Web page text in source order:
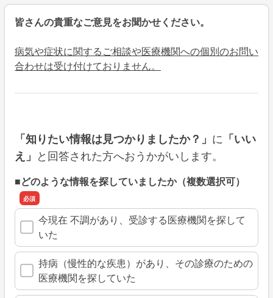
皆さんの貴重なご意見をお聞かせください。
病気や症状に関するご相談や医療機関への個別のお問い
合わせは受け付けておりません。
「知りたい情報は見つかりましたか？」 に 「いい
え」 と回答された方へおうかがいします。
■どのような情報を探していましたか（複数選択可）
今現在 不調があり、受診する医療機関を探して
いた
持病（慢性的な疾患）があり、その診療のための
医療機関を探していた